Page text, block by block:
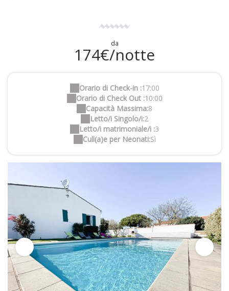
da
174€/notte
Orario di Check-in :17:00
Orario di Check Out :10:00
Capacità Massima:8
Letto/i Singolo/i:2
Letto/i matrimoniale/i :3
Cull(a)e per Neonati:Sì